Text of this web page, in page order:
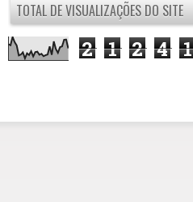
TOTAL DE VISUALIZAÇÕES DO SITE
2 1 2 4 1